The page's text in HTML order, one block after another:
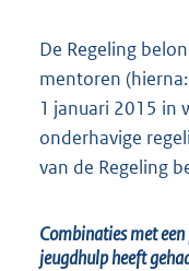
De Regeling
mentoren
1 januari 2015 in
onderhavige
van de Regeling
Combinaties met
jeugdhulp heeft